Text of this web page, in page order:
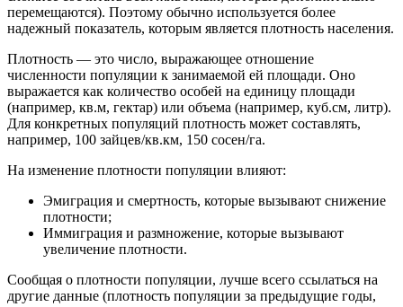
перемещаются). Поэтому обычно используется более
надежный показатель, которым является плотность населения.
Плотность — это число, выражающее отношение
численности популяции к занимаемой ей площади. Оно
выражается как количество особей на единицу площади
(например, кв.м, гектар) или объема (например, куб.см, литр).
Для конкретных популяций плотность может составлять,
например, 100 зайцев/кв.км, 150 сосен/га.
На изменение плотности популяции влияют:
Эмиграция и смертность, которые вызывают снижение
плотности;
Иммиграция и размножение, которые вызывают
увеличение плотности.
Сообщая о плотности популяции, лучше всего ссылаться на
другие данные (плотность популяции за предыдущие годы,